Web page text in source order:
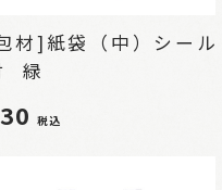
材]紙袋（中）シール
緑
税込